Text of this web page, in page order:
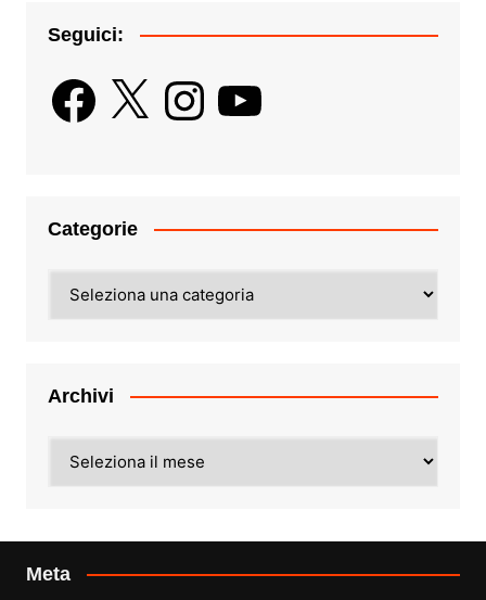
Seguici:
Facebook
X InstagramYouTube
Categorie
Archivi
Meta